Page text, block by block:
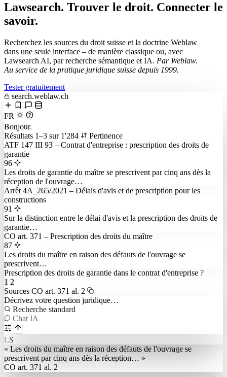
Lawsearch. Trouver le droit. Connecter le
savoir.
Recherchez les sources du droit suisse et la doctrine Weblaw
dans une seule interface – de manière classique ou, avec
Lawsearch AI, par recherche sémantique et IA. Par Weblaw.
Au service de la pratique juridique suisse depuis 1999.
Tester gratuitement
search.weblaw.ch
FR
Bonjour.
Résultats 1–3 sur 1'284
Pertinence
ATF 147 III 93 – Contrat d'entreprise : prescription des droits de
garantie
96
Les droits de garantie du maître se prescrivent par cinq ans dès la
réception de l'ouvrage…
Arrêt 4A_265/2021 – Délais d'avis et de prescription pour les
constructions
91
Sur la distinction entre le délai d'avis et la prescription des droits de
garantie…
CO art. 371 – Prescription des droits du maître
87
Les droits du maître en raison des défauts de l'ouvrage se
prescrivent…
Prescription des droits de garantie dans le contrat d'entreprise ?
1 2
Sources CO art. 371 al. 2
Décrivez votre question juridique…
Recherche standard
Chat IA
LS
« Les droits du maître en raison des défauts de l'ouvrage se
prescrivent par cinq ans dès la réception… »
CO art. 371 al. 2